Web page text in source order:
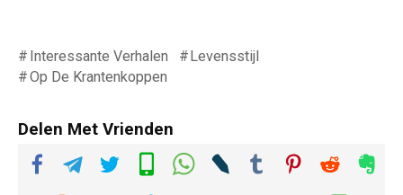
Interessante Verhalen
Levensstijl
Op De Krantenkoppen
Delen Met Vrienden